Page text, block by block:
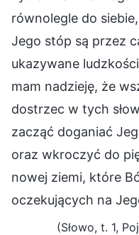
równolegle do
Jego stóp są przez
ukazywane
mam nadzieję, że
dostrzec w tych
zacząć doganiać
oraz wkroczyć do
nowej ziemi, które
oczekujących na
(Słowo, t. 1,